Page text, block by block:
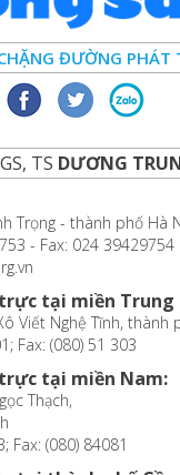
ĐƯỜNG PHÁT
TS DƯƠNG
Trọng - thành phố Hà
- Fax: 024 39429754
tại miền Trung
Viết Nghệ Tĩnh, thành
Fax: (080) 51 303
tại miền Nam:
Thạch,
Fax: (080) 84081